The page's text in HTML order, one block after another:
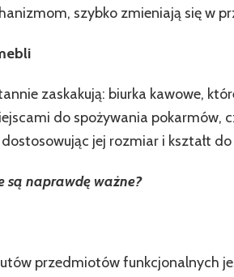
szybko zmieniają się w
zaskakują: biurka kawowe,
do spożywania pokarmów,
jej rozmiar i kształt
są naprawdę ważne?
przedmiotów funkcjonalnych